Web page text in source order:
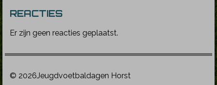
REACTIES
Er zijn geen reacties geplaatst.
© 2026Jeugdvoetbaldagen Horst